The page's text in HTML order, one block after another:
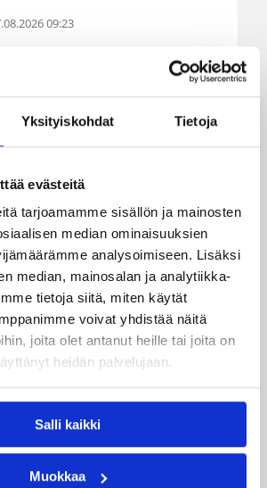
Yksityiskohdat Tietoja
evästeitä
tarjoamamme sisällön ja mainosten
median ominaisuuksien
analysoimiseen. Lisäksi
median, mainosalan ja analytiikka-
tietoja siitä, miten käytät
voivat yhdistää näitä
joita olet antanut heille tai joita on
heidän palvelujaan.
Salli kaikki
Muokkaa
09:23
KTP-Basketin
pitkän ammattilaisuran
Bosniassa ja viimeksi